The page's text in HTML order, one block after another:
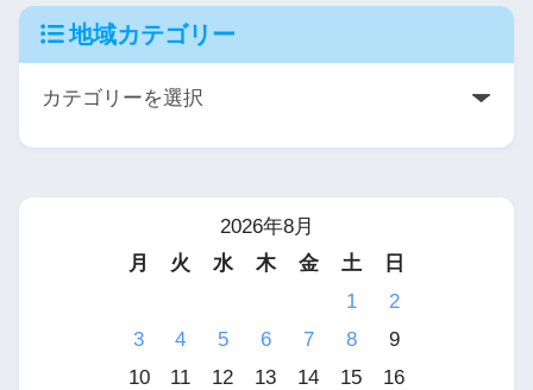
地域カテゴリー
2026年8月
月
火 水 木 金 土
日
1
2
3
4 5 6 7 8
9
10
11 12 13 14 15
16